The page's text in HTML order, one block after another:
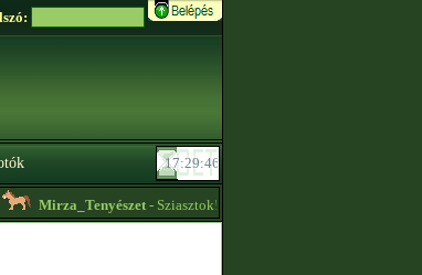
Mirza_Tenyészet- Sziasztok! Fríz csikót,lovat vennék! Csak